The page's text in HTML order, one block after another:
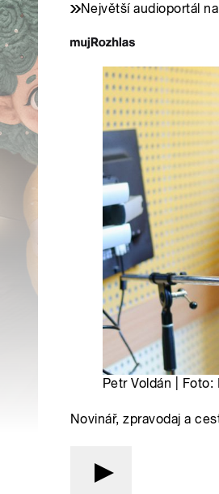
Největší audioportál
Petr Voldán | Foto:
Novinář, zpravodaj a